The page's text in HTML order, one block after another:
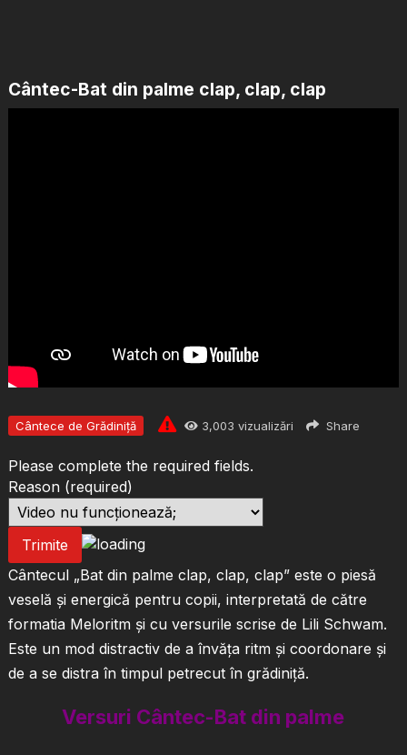
Cântec-Bat din palme clap, clap, clap
Cântece de Grădiniță 3,003 vizualizări Share
Please complete the required fields.
Reason (required)
Trimite
Cântecul „Bat din palme clap, clap, clap” este o piesă
veselă și energică pentru copii, interpretată de către
formatia Meloritm și cu versurile scrise de Lili Schwam.
Este un mod distractiv de a învăța ritm și coordonare și
de a se distra în timpul petrecut în grădiniță.
Versuri Cântec-Bat din palme